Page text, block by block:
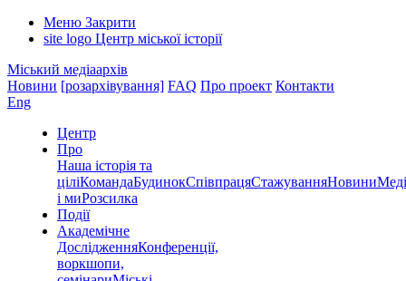
Меню Закрити
site logo Центр міської історії
Міський медіаархів
Новини [розархівування] FAQ Про проект Контакти
Eng
Центр
Про
Наша історія та
ціліКомандаБудинокСпівпрацяСтажуванняНовини
і миРозсилка
Події
Академічне
ДослідженняКонференції,
воркшопи,